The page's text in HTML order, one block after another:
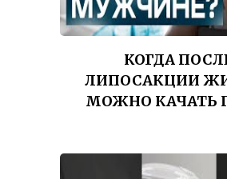
КОГДА
ЛИПОСАКЦИИ
МОЖНО КАЧАТЬ